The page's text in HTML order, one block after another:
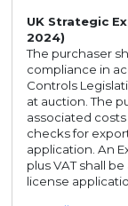
UK Strategic
2024)
The purchaser
compliance in
Controls
at auction. The
associated
checks for
application. An
plus VAT shall
license